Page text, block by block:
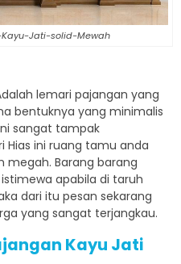
Jati-solid-Mewah
lemari pajangan yang
bentuknya yang minimalis
sangat tampak
Hias ini ruang tamu anda
megah. Barang barang
apabila di taruh
dari itu pesan sekarang
yang sangat terjangkau.
Kayu Jati